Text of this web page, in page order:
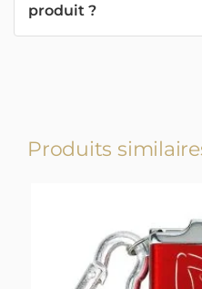
produit ?
Produits